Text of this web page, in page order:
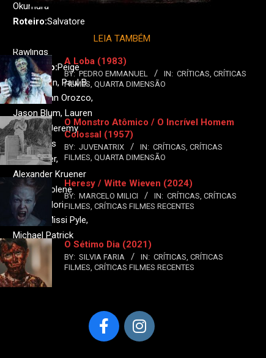
Okumura
Roteiro:Salvatore
Rawlings
Produção:Peige
Pemberton, Paul B.
Uddo, Adan Orozco,
Jason Blum, Lauren
Downey, Jeremy
Gold, Chris
McCumber,
Alexander Kruener
Elenco:
Jolene
Purdy, Midori
Francis, Missi Pyle,
Michael Patrick
Lane
LEIA TAMBÉM
A Loba (1983)
BY: PEDRO EMMANUEL IN: CRÍTICAS, CRÍTICAS
FILMES, QUARTA DIMENSÃO
O Monstro Atômico / O Incrível Homem
Colossal (1957)
BY: JUVENATRIX IN: CRÍTICAS, CRÍTICAS
FILMES, QUARTA DIMENSÃO
Heresy / Witte Wieven (2024)
BY: MARCELO MILICI IN: CRÍTICAS, CRÍTICAS
FILMES, CRÍTICAS FILMES RECENTES
O Sétimo Dia (2021)
BY: SILVIA FARIA IN: CRÍTICAS, CRÍTICAS
FILMES, CRÍTICAS FILMES RECENTES